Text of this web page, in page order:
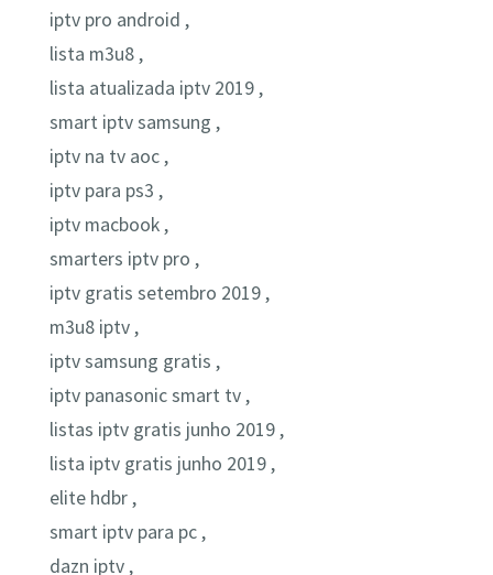
iptv pro android ,
lista m3u8 ,
lista atualizada iptv 2019 ,
smart iptv samsung ,
iptv na tv aoc ,
iptv para ps3 ,
iptv macbook ,
smarters iptv pro ,
iptv gratis setembro 2019 ,
m3u8 iptv ,
iptv samsung gratis ,
iptv panasonic smart tv ,
listas iptv gratis junho 2019 ,
lista iptv gratis junho 2019 ,
elite hdbr ,
smart iptv para pc ,
dazn iptv ,